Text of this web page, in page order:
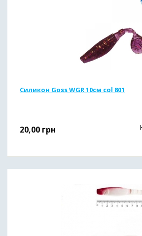
Силикон Goss WGR 10см col 801
20,00 грн